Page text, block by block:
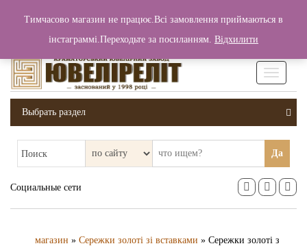
Вход / Регистрация 0 грн.
Выбрать раздел
Поиск Да
Социальные сети
магазин » Сережки золоті зі вставками » Сережки золоті з
Тимчасово магазин не працює.Всі замовлення приймаються в
інстаграммі.Переходьте за посиланням. Відхилити